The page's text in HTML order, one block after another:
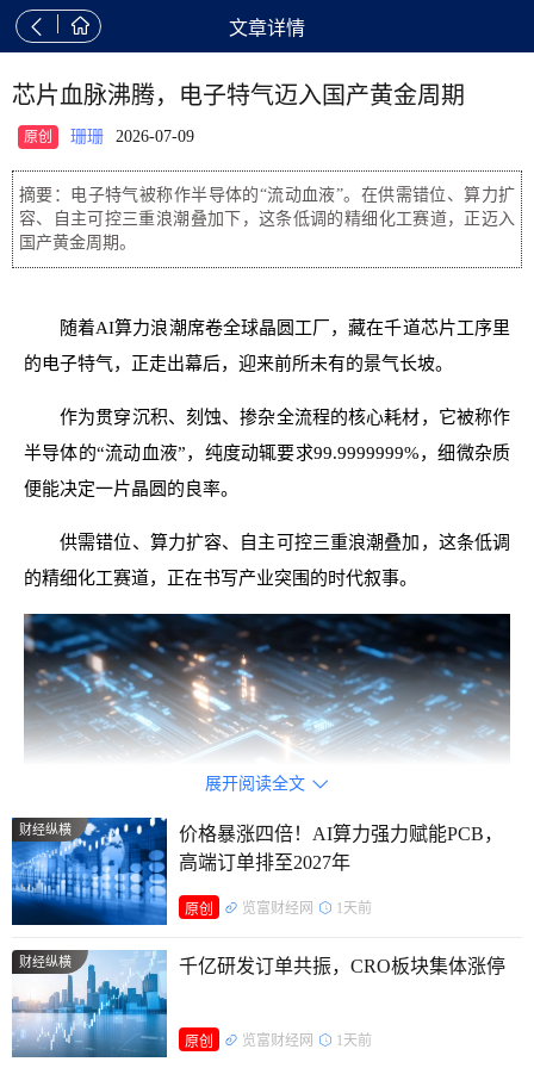
  文章详情
芯片血脉沸腾，电子特气迈入国产黄金周期
原创 珊珊 2026-07-09
摘要：电子特气被称作半导体的“流动血液”。在供需错位、算力扩
容、自主可控三重浪潮叠加下，这条低调的精细化工赛道，正迈入
国产黄金周期。
随着AI算力浪潮席卷全球晶圆工厂，藏在千道芯片工序里
的电子特气，正走出幕后，迎来前所未有的景气长坡。
作为贯穿沉积、刻蚀、掺杂全流程的核心耗材，它被称作
半导体的“流动血液”，纯度动辄要求99.9999999%，细微杂质
便能决定一片晶圆的良率。
供需错位、算力扩容、自主可控三重浪潮叠加，这条低调
的精细化工赛道，正在书写产业突围的时代叙事。
高景气的底层逻辑
电子特气的持续高景气，并非短期炒作，而是需求乘数、
展开阅读全文 
财经纵横
价格暴涨四倍！AI算力强力赋能PCB，
高端订单排至2027年
原创 览富财经网 1天前
财经纵横 千亿研发订单共振，CRO板块集体涨停
原创 览富财经网 1天前